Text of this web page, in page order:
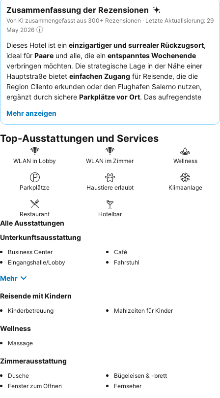
Zusammenfassung der Rezensionen
Von KI zusammengefasst aus 300+ Rezensionen · Letzte Aktualisierung: 29
May 2026
Dieses Hotel ist ein einzigartiger und surrealer Rückzugsort,
ideal für Paare und alle, die ein entspanntes Wochenende
verbringen möchten. Die strategische Lage in der Nähe einer
Hauptstraße bietet einfachen Zugang für Reisende, die die
Region Cilento erkunden oder den Flughafen Salerno nutzen,
ergänzt durch sichere Parkplätze vor Ort. Das aufregendste
Suiten, von denen viele über private
Erlebnis verfügen. Die Gäste loben durchweg die
außergewöhnliche Freundlichkeit des Personals
und das
reichhaltige Frühstücksangebot, das hausgemachte Produkte
besseren Aufenthalt sollten Sie eine der
buchen,
um den einzigartigen Charme des Hotels und die Wellness-
Einrichtungen im Zimmer voll auszukosten.
Mehr anzeigen
Top-Ausstattungen und Services
WLAN in Lobby WLAN im Zimmer Wellness
Parkplätze Haustiere erlaubt Klimaanlage
Restaurant Hotelbar
Alle Ausstattungen
Unterkunftsausstattung
Business Center
Café
Eingangshalle/Lobby
Fahrstuhl
Mehr
Reisende mit Kindern
Kinderbetreuung Mahlzeiten für Kinder
Wellness
Massage
Zimmerausstattung
Dusche
Bügeleisen & -brett
Fenster zum Öffnen
Fernseher